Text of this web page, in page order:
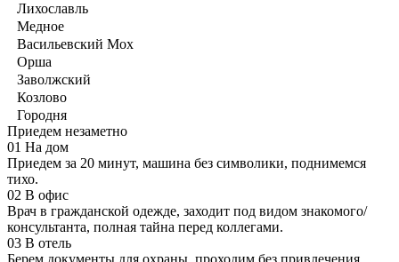
Лихославль
Медное
Васильевский Мох
Орша
Заволжский
Козлово
Городня
Приедем незаметно
01 На дом
Приедем за 20 минут, машина без символики, поднимемся
тихо.
02 В офис
Врач в гражданской одежде, заходит под видом знакомого/
консультанта, полная тайна перед коллегами.
03 В отель